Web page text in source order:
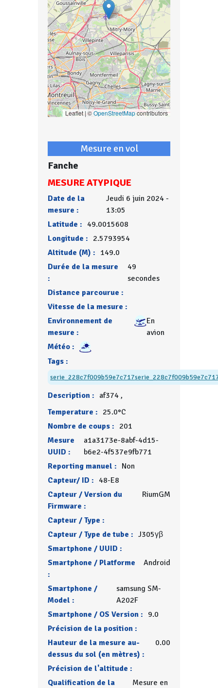
Leaflet | ©OpenStreetMapcontributors
Mesure en vol
Fanche
MESURE ATYPIQUE
Date de la
mesure :
Jeudi 6 juin 2024 -
13:05
Latitude : 49.0015608
Longitude : 2.5793954
Altitude (M) : 149.0
Durée de la mesure
:
49
secondes
Distance parcourue :
Vitesse de la mesure :
Environnement de
mesure :
En
avion
Météo :
Tags :
serie_228c7f009b59e7c717
Description : af374 ,
Temperature : 25.0°C
Nombre de coups : 201
Mesure
UUID :
a1a3173e-8abf-4d15-
b6e2-4f537e9fb771
Reporting manuel : Non
Capteur/ ID : 48-E8
Capteur / Version du
Firmware :
RiumGM
Capteur / Type :
Capteur / Type de tube : J305γβ
Smartphone / UUID :
Smartphone / Platforme
:
Android
Smartphone /
Model :
samsung SM-
A202F
Smartphone / OS Version : 9.0
Précision de la position :
Hauteur de la mesure au-
dessus du sol (en mètres) :
0.00
Précision de l'altitude :
Qualification de la
Mesure en